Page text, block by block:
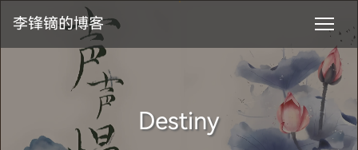
李锋镝的博客
Destiny